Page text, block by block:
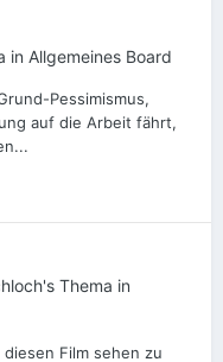
in Allgemeines Board
Pessimismus,
auf die Arbeit fährt,
's Thema in
Film sehen zu